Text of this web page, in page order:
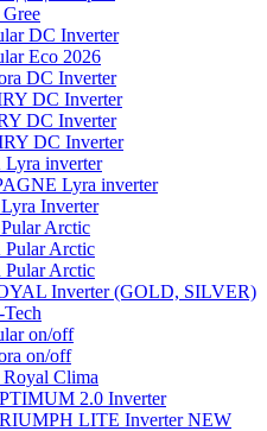
DC Inverter
Eco 2026
DC Inverter
DC Inverter
DC Inverter
DC Inverter
inverter
Lyra inverter
Inverter
Arctic
Arctic
Arctic
Inverter (GOLD, SILVER)
on/off
on/off
Clima
2.0 Inverter
LITE Inverter NEW